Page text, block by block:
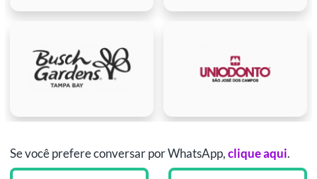
Se você prefere conversar por WhatsApp,clique aqui.